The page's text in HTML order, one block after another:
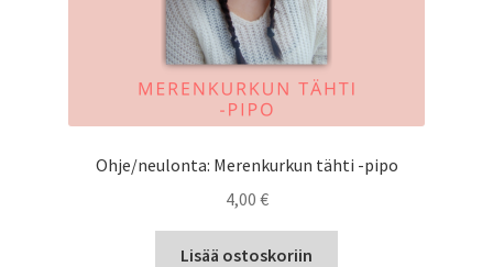
Ohje/neulonta: Merenkurkun tähti -pipo
4,00 €
Lisää ostoskoriin